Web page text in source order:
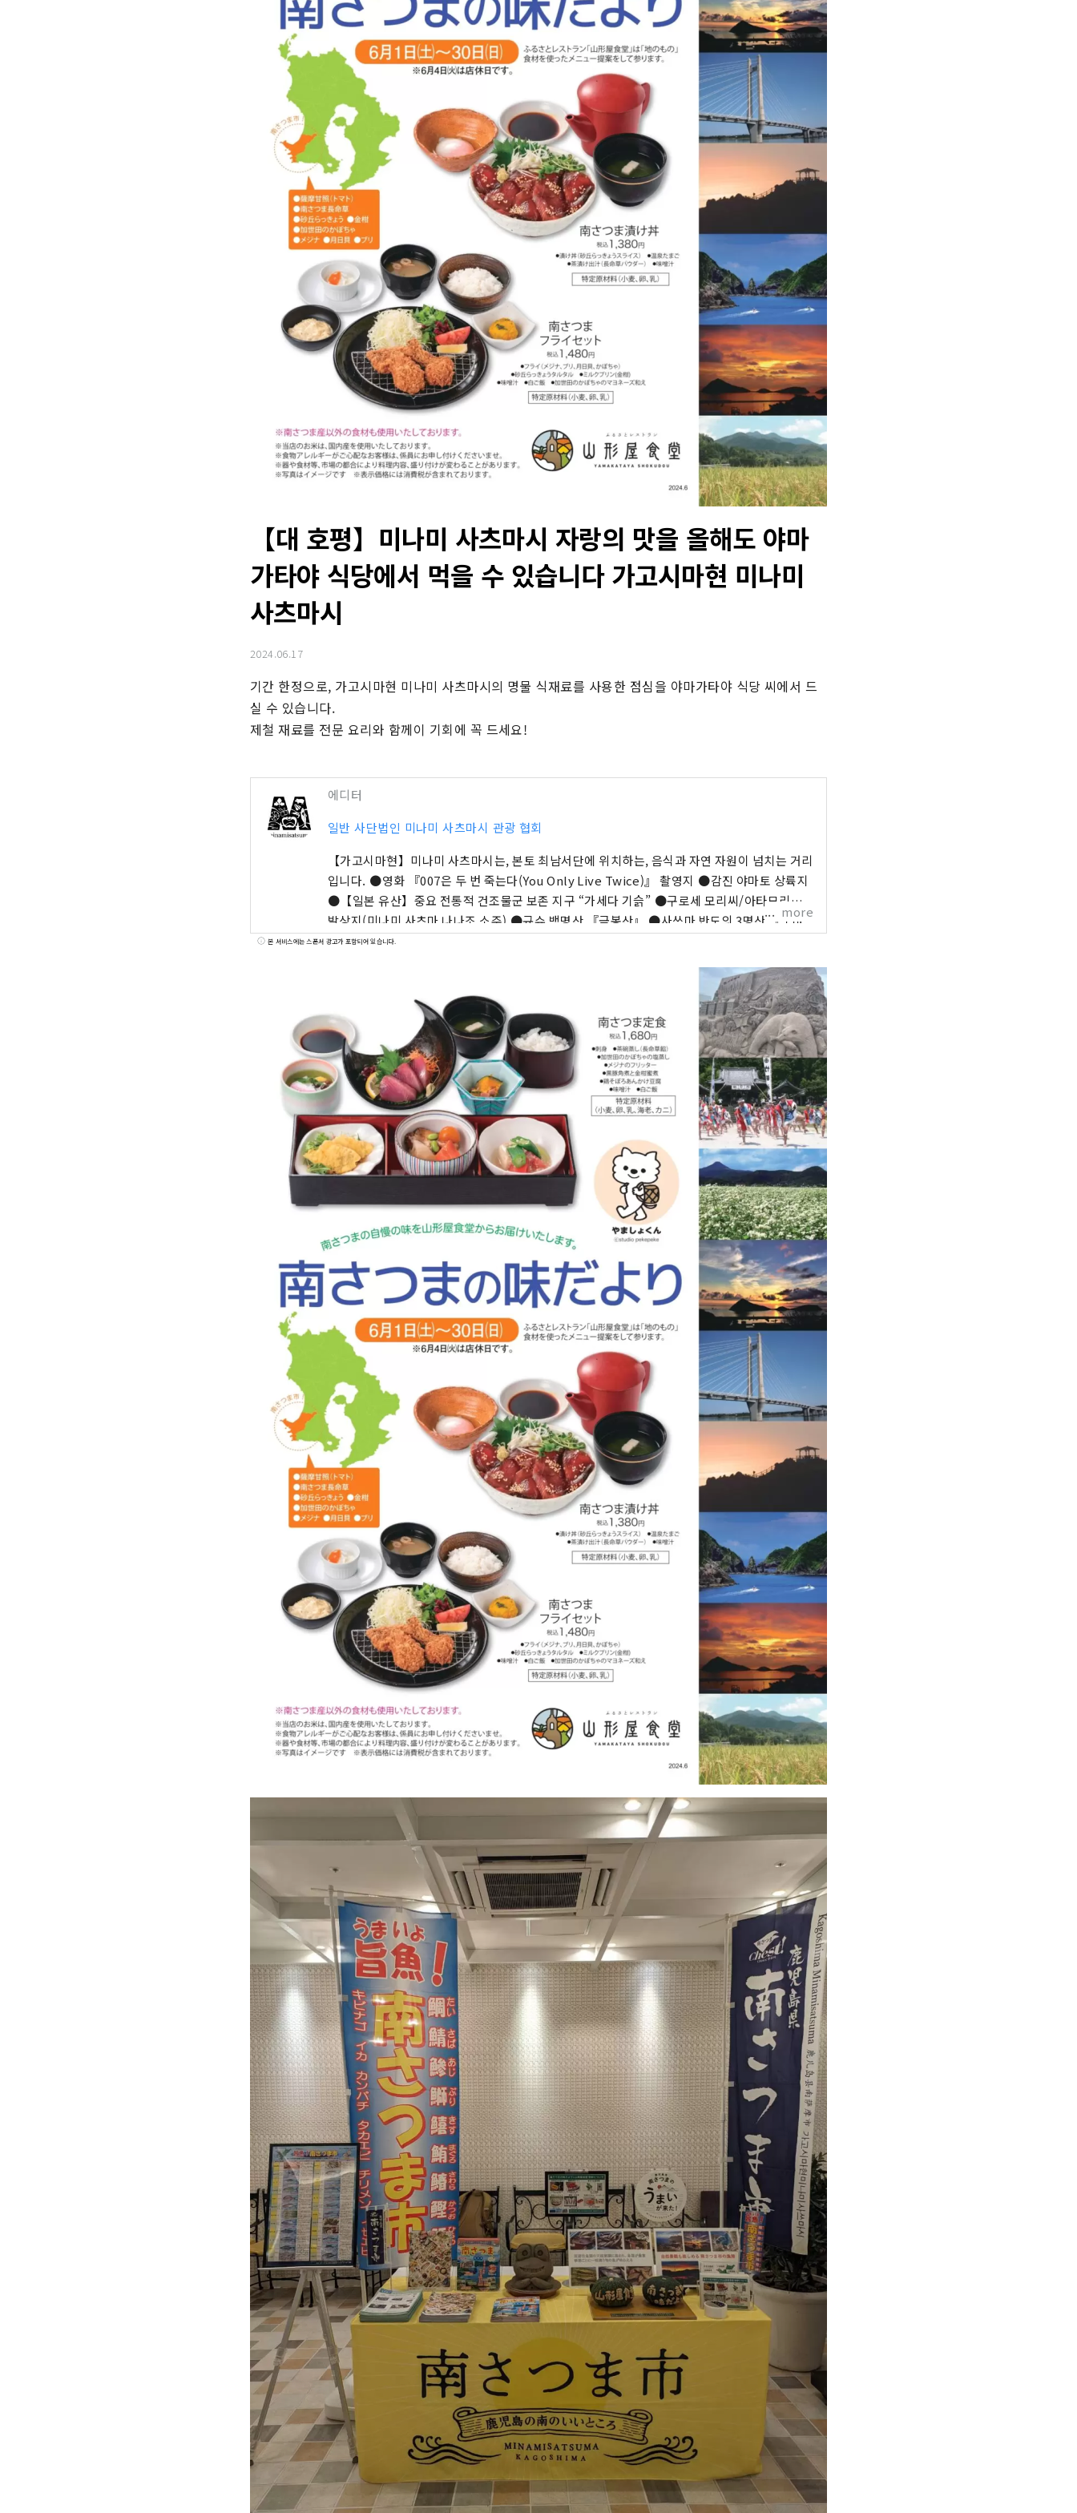
【대 호평】미나미 사츠마시 자랑의 맛을 올해도 야마
가타야 식당에서 먹을 수 있습니다 가고시마현 미나미
사츠마시
2024.06.17
기간 한정으로, 가고시마현 미나미 사츠마시의 명물 식재료를 사용한 점심을 야마가타야 식당 씨에서 드
실 수 있습니다.
제철 재료를 전문 요리와 함께이 기회에 꼭 드세요!
에디터
일반 사단법인 미나미 사츠마시 관광 협회
【가고시마현】미나미 사츠마시는, 본토 최남서단에 위치하는, 음식과 자연 자원이 넘치는 거리
입니다. ●영화 『007은 두 번 죽는다(You Only Live Twice)』 촬영지 ●감진 야마토 상륙지
●【일본 유산】중요 전통적 건조물군 보존 지구 “가세다 기슭” ●구로세 모리씨/아타모리씨
발상지(미나미 사츠마 나나조 소주) ●규슈 백명산 『금봉산』 ●사쓰마 반도의 3명산 『노마
다케』
more
본 서비스에는 스폰서 광고가 포함되어 있습니다.